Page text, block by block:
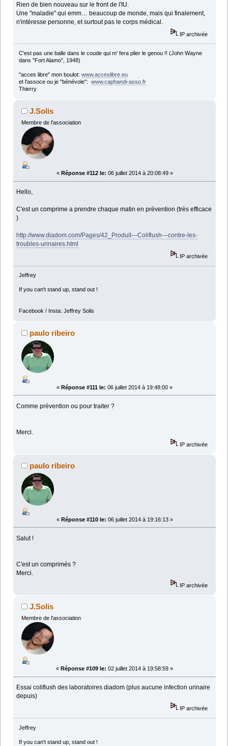
Rien de bien nouveau sur le front de l'IU.
Une "maladie" qui emm… beaucoup de monde, mais qui finalement,
n'intéresse personne, et surtout pas le corps médical.
IP archivée
C'est pas une balle dans le coude qui m' fera plier le genou !! (John Wayne
dans "Fort Alamo", 1948)
"acces libre" mon boulot: www.acceslibre.eu
et l'assoce ou je "bénévole": www.caphandi-asso.fr
Thierry
J.Solis
Membre de l'association
« Réponse #112 le: 06 juillet 2014 à 20:08:49 »
Hello,
C'est un comprime a prendre chaque matin en prévention (très efficace
)
http://www.diadom.com/Pages/42_Produit---Coliflush---contre-les-
troubles-urinaires.html
IP archivée
Jeffrey
If you can't stand up, stand out !
Facebook / Insta: Jeffrey Solis
paulo ribeiro
« Réponse #111 le: 06 juillet 2014 à 19:48:00 »
Comme prévention ou pour traiter ?
Merci.
IP archivée
paulo ribeiro
« Réponse #110 le: 06 juillet 2014 à 19:16:13 »
Salut !
C'est un comprimés ?
Merci.
IP archivée
J.Solis
Membre de l'association
« Réponse #109 le: 02 juillet 2014 à 19:58:59 »
Essai coliflush des laboratoires diadom (plus aucune infection urinaire
depuis)
IP archivée
Jeffrey
If you can't stand up, stand out !